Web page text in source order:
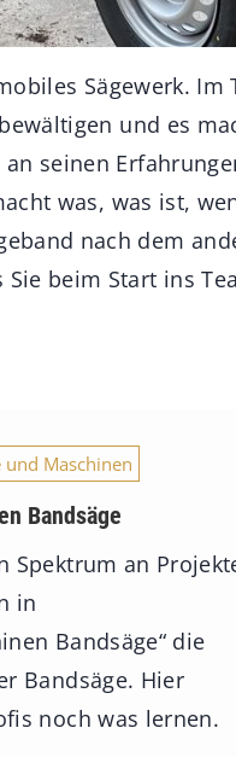
Sägewerk. Im
und es
seinen
was, was ist,
nach dem
Sie beim Start ins
und Maschinen
Bandsäge
Spektrum an
in
Bandsäge“ die
Bandsäge. Hier
noch was lernen.